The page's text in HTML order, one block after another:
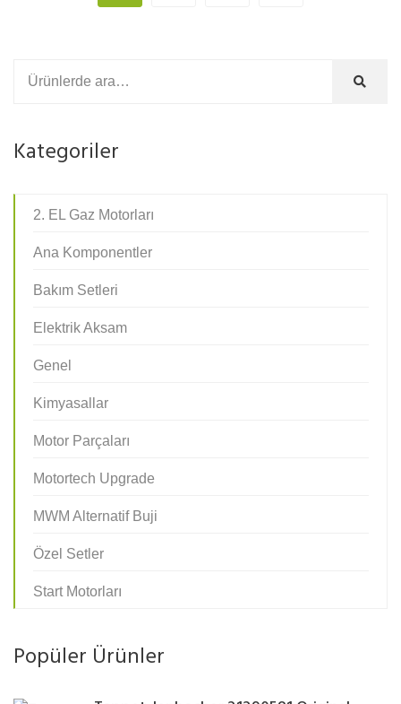
Kategoriler
2. EL Gaz Motorları
Ana Komponentler
Bakım Setleri
Elektrik Aksam
Genel
Kimyasallar
Motor Parçaları
Motortech Upgrade
MWM Alternatif Buji
Özel Setler
Start Motorları
Popüler Ürünler